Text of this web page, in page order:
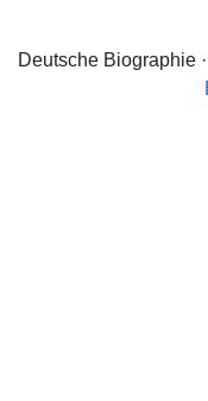
Deutsche Biographie ·